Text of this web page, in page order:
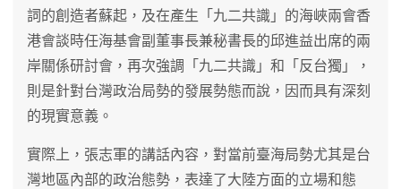
詞的創造者蘇起，及在產生「九二共識」的海峽兩會香
港會談時任海基會副董事長兼秘書長的邱進益出席的兩
岸關係研討會，再次強調「九二共識」和「反台獨」，
則是針對台灣政治局勢的發展勢態而說，因而具有深刻
的現實意義。
實際上，張志軍的講話內容，對當前臺海局勢尤其是台
灣地區內部的政治態勢，表達了大陸方面的立場和態